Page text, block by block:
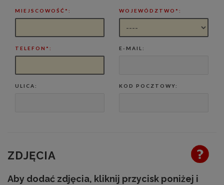
MIEJSCOWOŚĆ*: WOJEWÓDZTWO*:
TELEFON*: E-MAIL:
ULICA: KOD POCZTOWY:
ZDJĘCIA
Aby dodać zdjęcia, kliknij przycisk poniżej i